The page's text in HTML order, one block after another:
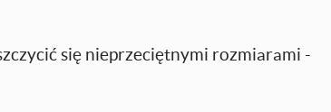
się nieprzeciętnymi rozmiarami -